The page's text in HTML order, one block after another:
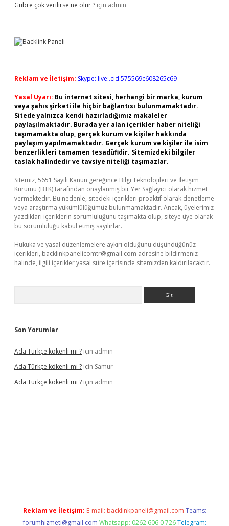
Gübre çok verilirse ne olur ? için admin
Reklam ve İletişim: Skype: live:.cid.575569c608265c69
Yasal Uyarı: Bu internet sitesi, herhangi bir marka, kurum
veya şahıs şirketi ile hiçbir bağlantısı bulunmamaktadır.
Sitede yalnızca kendi hazırladığımız makaleler
paylaşılmaktadır. Burada yer alan içerikler haber niteliği
taşımamakta olup, gerçek kurum ve kişiler hakkında
paylaşım yapılmamaktadır. Gerçek kurum ve kişiler ile isim
benzerlikleri tamamen tesadüfidir. Sitemizdeki bilgiler
taslak halindedir ve tavsiye niteliği taşımazlar.
Sitemiz, 5651 Sayılı Kanun gereğince Bilgi Teknolojileri ve İletişim
Kurumu (BTK) tarafından onaylanmış bir Yer Sağlayıcı olarak hizmet
vermektedir. Bu nedenle, sitedeki içerikleri proaktif olarak denetleme
veya araştırma yükümlülüğümüz bulunmamaktadır. Ancak, üyelerimiz
yazdıkları içeriklerin sorumluluğunu taşımakta olup, siteye üye olarak
bu sorumluluğu kabul etmiş sayılırlar.
Hukuka ve yasal düzenlemelere aykırı olduğunu düşündüğünüz
içerikleri, backlinkpanelicomtr@gmail.com adresine bildirmeniz
halinde, ilgili içerikler yasal süre içerisinde sitemizden kaldırılacaktır.
Son Yorumlar
Ada Türkçe kökenli mi ? için admin
Ada Türkçe kökenli mi ? için Samur
Ada Türkçe kökenli mi ? için admin
Reklam ve İletişim: E-mail: backlinkpaneli@gmail.com Teams:
forumhizmeti@gmail.com Whatsapp: 0262 606 0 726 Telegram: